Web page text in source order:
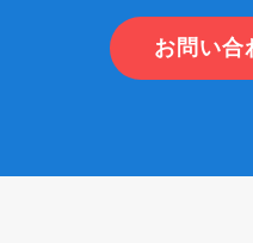
お問い合